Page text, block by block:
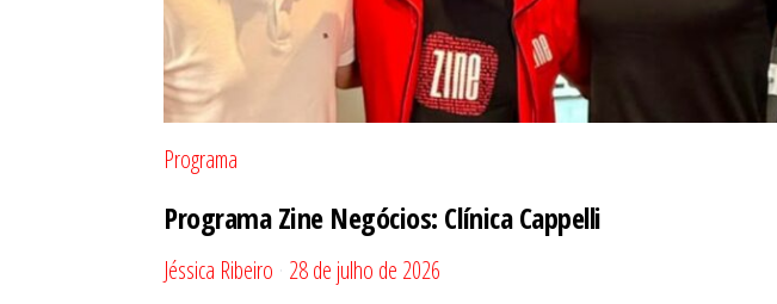
Programa
Programa Zine Negócios: Clínica Cappelli
Jéssica Ribeiro 28 de julho de 2026